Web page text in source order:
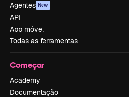
Agentes New
API
App móvel
Todas as ferramentas
Começar
Academy
Documentação